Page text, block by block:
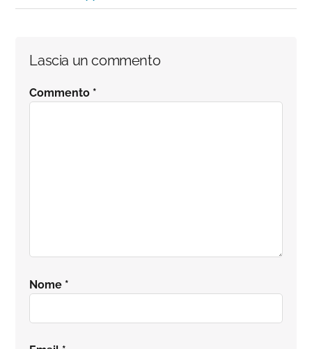
Interazioni
del
Lascia un commento
Commento *
Nome *